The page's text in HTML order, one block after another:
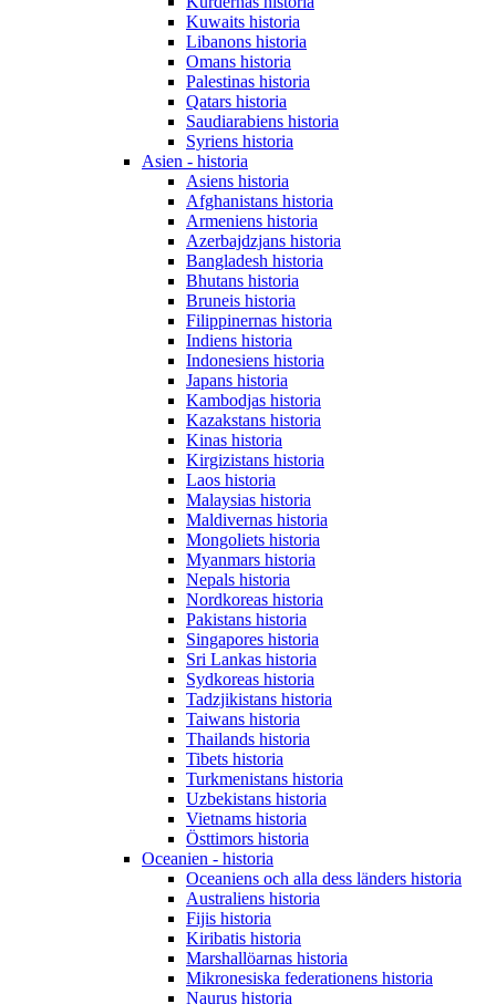
Kuwaits historia
Libanons historia
Omans historia
Palestinas historia
Qatars historia
Saudiarabiens historia
Syriens historia
Asien - historia
Asiens historia
Afghanistans historia
Armeniens historia
Azerbajdzjans historia
Bangladesh historia
Bhutans historia
Bruneis historia
Filippinernas historia
Indiens historia
Indonesiens historia
Japans historia
Kambodjas historia
Kazakstans historia
Kinas historia
Kirgizistans historia
Laos historia
Malaysias historia
Maldivernas historia
Mongoliets historia
Myanmars historia
Nepals historia
Nordkoreas historia
Pakistans historia
Singapores historia
Sri Lankas historia
Sydkoreas historia
Tadzjikistans historia
Taiwans historia
Thailands historia
Tibets historia
Turkmenistans historia
Uzbekistans historia
Vietnams historia
Östtimors historia
Oceanien - historia
Oceaniens och alla dess länders historia
Australiens historia
Fijis historia
Kiribatis historia
Marshallöarnas historia
Mikronesiska federationens historia
Naurus historia